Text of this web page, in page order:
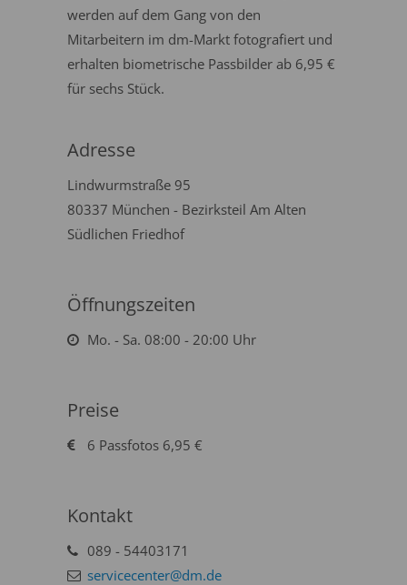
werden auf dem Gang von den
Mitarbeitern im dm-Markt fotografiert und
erhalten biometrische Passbilder ab 6,95 €
für sechs Stück.
Adresse
Lindwurmstraße 95
80337 München - Bezirksteil Am Alten
Südlichen Friedhof
Öffnungszeiten
Mo. - Sa. 08:00 - 20:00 Uhr
Preise
6 Passfotos 6,95 €
Kontakt
089 - 54403171
servicecenter@dm.de